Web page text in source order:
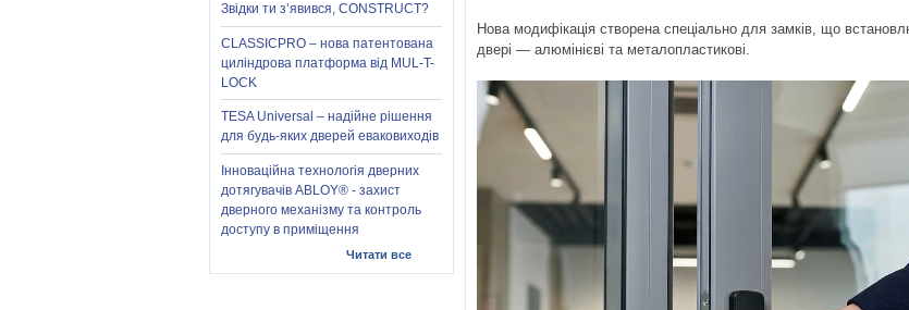
Нова модифікація створена спеціально для замків, що
двері — алюмінієві та металопластикові.
Звідки ти з’явився, CONSTRUCT?
CLASSICPRO – нова патентована
циліндрова платформа від MUL-T-
LOCK
TESA Universal – надійне рішення
для будь-яких дверей еваковиходів
Інноваційна технологія дверних
дотягувачів ABLOY® - захист
дверного механізму та контроль
доступу в приміщення
Читати все